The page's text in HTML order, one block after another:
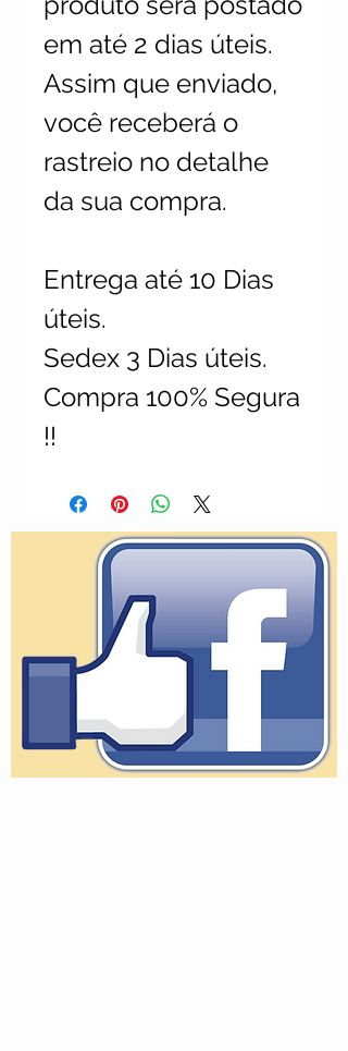
em até 2 dias úteis.
Assim que enviado,
você receberá o
rastreio no detalhe
da sua compra.
Entrega até 10 Dias
úteis.
Sedex 3 Dias úteis.
Compra 100% Segura
!!